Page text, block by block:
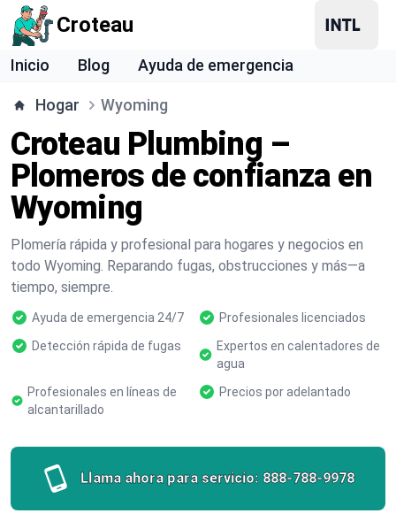
Croteau
Inicio Blog Ayuda de emergencia
Hogar Wyoming
Croteau Plumbing –
Plomeros de confianza en
Wyoming
Plomería rápida y profesional para hogares y negocios en
todo Wyoming. Reparando fugas, obstrucciones y más—a
tiempo, siempre.
Ayuda de emergencia 24/7
Profesionales licenciados
Detección rápida de fugas
Expertos en calentadores de
agua
Profesionales en líneas de
alcantarillado
Precios por adelantado
Llama ahora para servicio: 888-788-9978